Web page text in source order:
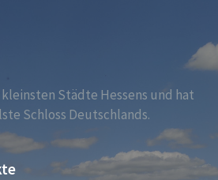
Städte Hessens und hat
Schloss Deutschlands.